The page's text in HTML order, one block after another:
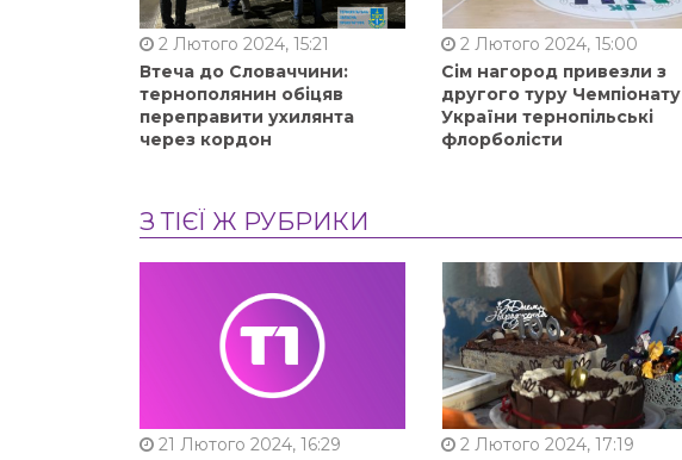
2 Лютого 2024, 15:21
Втеча до Словаччини:
тернополянин обіцяв
переправити ухилянта
через кордон
2 Лютого 2024, 15:00
Сім нагород привезли з
другого туру Чемпіонату
України тернопільські
флорболісти
З ТІЄЇ Ж РУБРИКИ
21 Лютого 2024, 16:29
2 Лютого 2024, 17:19